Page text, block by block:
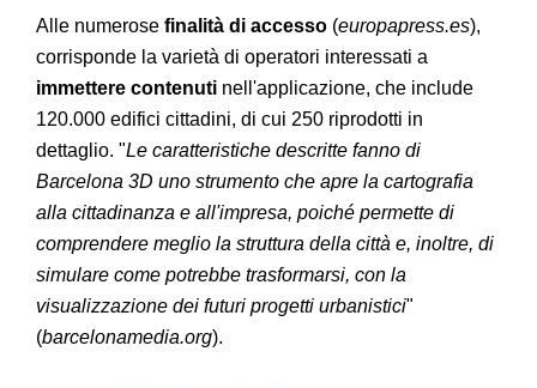
Alle numerose finalità di accesso (europapress.es),
corrisponde la varietà di operatori interessati a
immettere contenuti nell'applicazione, che include
120.000 edifici cittadini, di cui 250 riprodotti in
dettaglio. "Le caratteristiche descritte fanno di
Barcelona 3D uno strumento che apre la cartografia
alla cittadinanza e all'impresa, poiché permette di
comprendere meglio la struttura della città e, inoltre, di
simulare come potrebbe trasformarsi, con la
visualizzazione dei futuri progetti urbanistici"
(barcelonamedia.org).